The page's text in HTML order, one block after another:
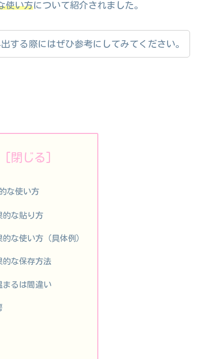
使い方について紹介されました。
する際にはぜひ参考にしてみてください。
な使い方
的な貼り方
な使い方（具体例）
的な保存方法
まるは間違い